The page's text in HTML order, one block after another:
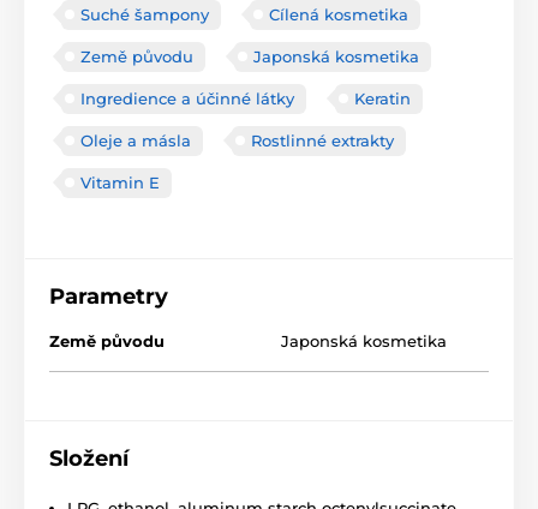
Suché šampony Cílená kosmetika
Země původu Japonská kosmetika
Ingredience a účinné látky Keratin
Oleje a másla Rostlinné extrakty
Vitamin E
Parametry
Země původu Japonská kosmetika
Složení